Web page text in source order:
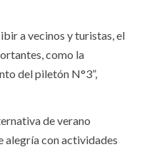
a vecinos y turistas, el
como la
del piletón N°3”,
de verano
alegría con actividades